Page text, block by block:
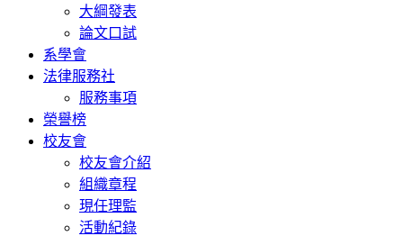
大綱發表
論文口試
系學會
法律服務社
服務事項
榮譽榜
校友會
校友會介紹
組織章程
現任理監
活動紀錄